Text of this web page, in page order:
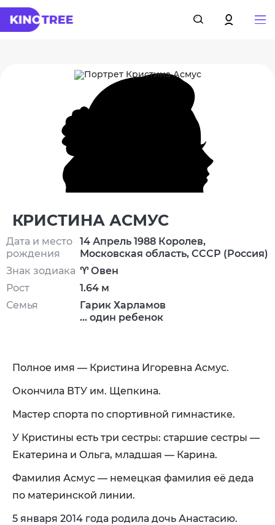
КРИСТИНА АСМУС
Дата и место
рождения
Знак зодиака
Рост
Семья
14 Апрель 1988 Королев,
Московская область, СССР (Россия)
♈ Овен
1.64 м
Гарик Харламов
... один ребенок
Полное имя — Кристина Игоревна Асмус.
Окончила ВТУ им. Щепкина.
Мастер спорта по спортивной гимнастике.
У Кристины есть три сестры: старшие сестры —
Екатерина и Ольга, младшая — Карина.
Фамилия Асмус — немецкая фамилия её деда
по материнской линии.
5 января 2014 года родила дочь Анастасию.